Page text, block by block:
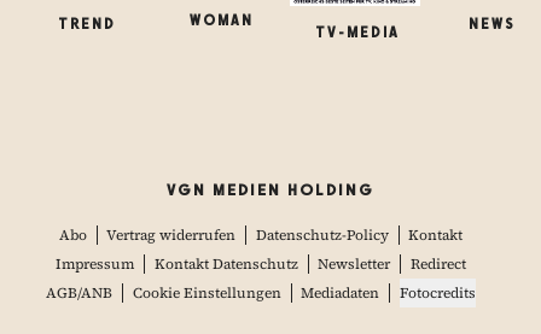
TREND WOMAN
TV-MEDIA
NEWS
VGN MEDIEN HOLDING
Abo Vertrag widerrufen Datenschutz-Policy
Kontakt
Impressum
Kontakt Datenschutz Newsletter
Redirect
AGB/ANB
Cookie Einstellungen Mediadaten Fotocredits